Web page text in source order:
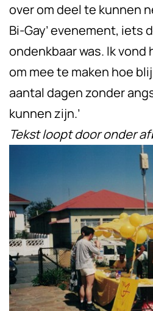
over om deel te kunnen
Bi-Gay’ evenement, iets
ondenkbaar was. Ik
om mee te maken hoe
aantal dagen zonder
kunnen zijn.’
Tekst loopt door onder